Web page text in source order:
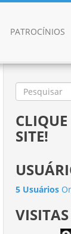
PATROCÍNIOS
CLIQUE
SITE!
5 Usuários
VISITAS